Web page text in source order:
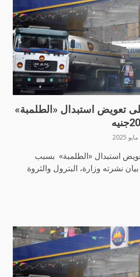
تعويض استبدال «الطلمبة»
استبدال «الطلمبة» بسبب
في بيان نشرته وزارة، البترول والثروة